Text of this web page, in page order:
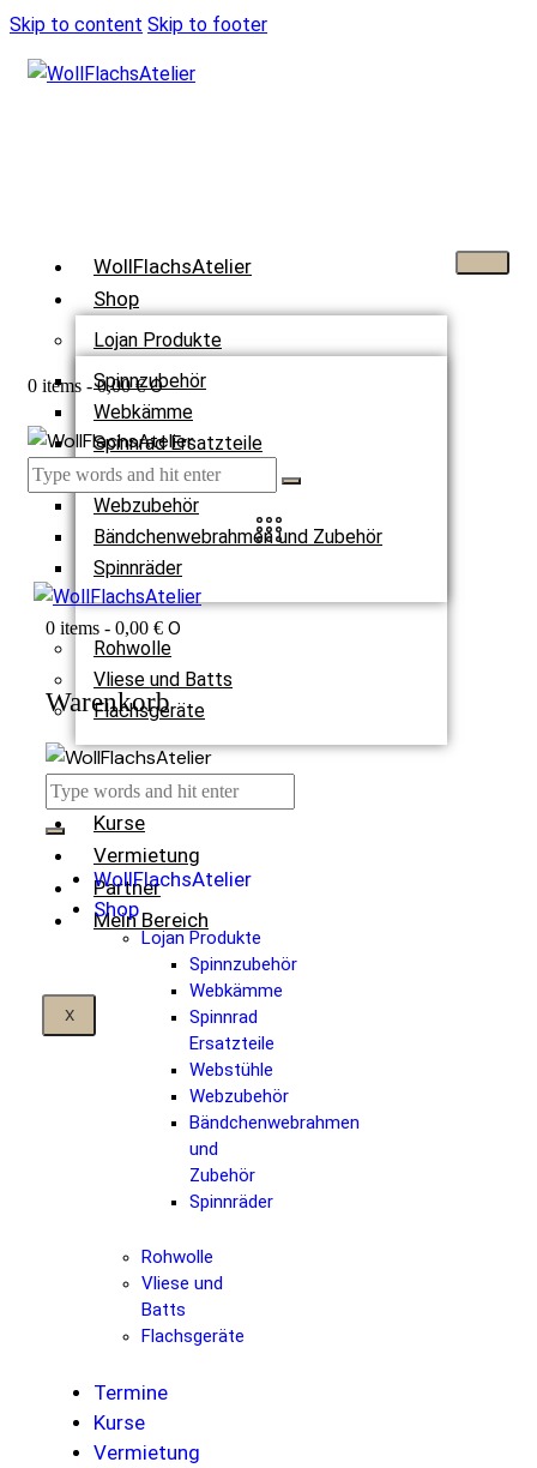
Skip to content Skip to footer
WollFlachsAtelier
Shop
Lojan Produkte
Spinnzubehör
Webkämme
Spinnrad Ersatzteile
Webstühle
Webzubehör
Bändchenwebrahmen und Zubehör
Spinnräder
Rohwolle
Vliese und Batts
Flachsgeräte
Termine
Kurse
Vermietung
Partner
Mein Bereich
X
0 items - 0,00 € 0
0 items - 0,00 € 0
Warenkorb
WollFlachsAtelier
Shop
Lojan Produkte
Spinnzubehör
Webkämme
Spinnrad
Ersatzteile
Webstühle
Webzubehör
Bändchenwebrahmen
und
Zubehör
Spinnräder
Rohwolle
Vliese und
Batts
Flachsgeräte
Termine
Kurse
Vermietung